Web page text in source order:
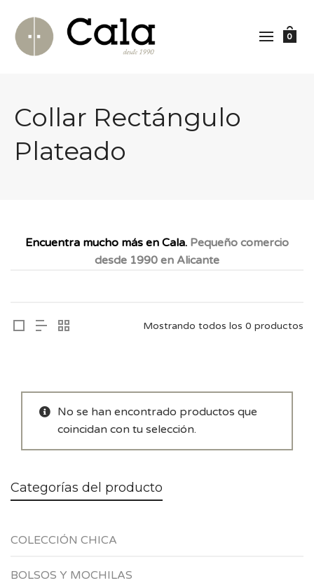
0
Collar Rectángulo
Plateado
Encuentra mucho más en Cala. Pequeño comercio
desde 1990 en Alicante
Mostrando todos los 0 productos
No se han encontrado productos que
coincidan con tu selección.
Categorías del producto
COLECCIÓN CHICA
BOLSOS Y MOCHILAS